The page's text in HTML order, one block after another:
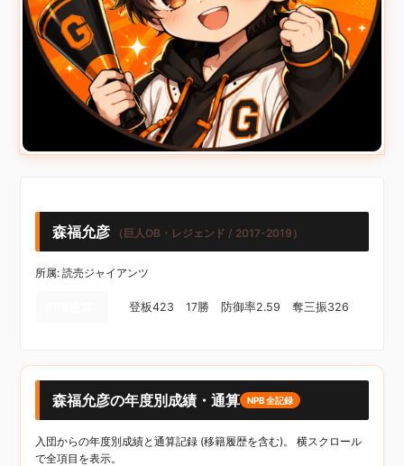
森福允彦 （巨人OB・レジェンド / 2017-2019）
所属: 読売ジャイアンツ
登板423 17勝 防御率2.59 奪三振326
森福允彦の年度別成績・通算 NPB全記録
入団からの年度別成績と通算記録 (移籍履歴を含む)。 横スクロール
で全項目を表示。